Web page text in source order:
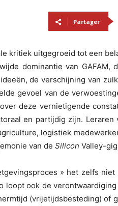
Partager
kritiek uitgegroeid tot een
dominantie van GAFAM,
de verschijning van
gevoel van de
deze vernietigende
en partijdig zijn.
logistiek
van de Silicon Valley-
» het zelfs
ook de
(vrijetijdsbesteding) of